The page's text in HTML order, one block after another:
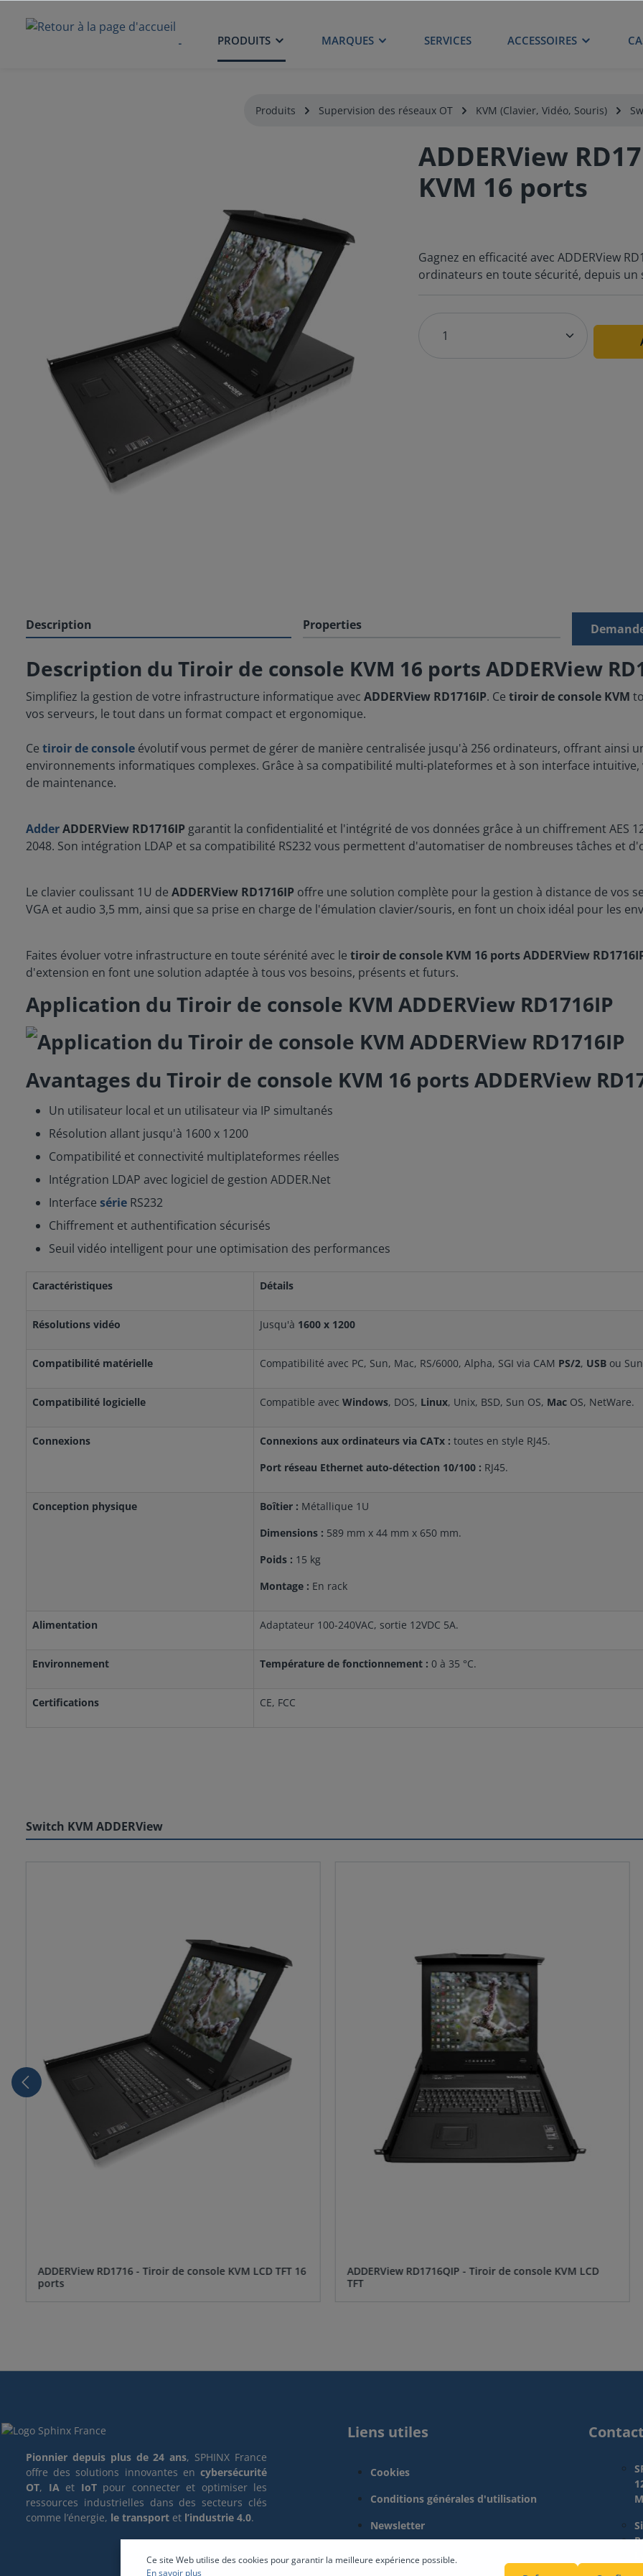
ACCUEIL PRODUITS MARQUES SERVICES ACCESSOIRES
Produits Supervision des réseaux OT KVM (Clavier, Vidéo, Souris)
ADDERView
KVM 16 ports
Gagnez en efficacité avec ADDERView
ordinateurs en toute sécurité, depuis un
Description Properties
Description du Tiroir de console KVM 16 ports ADDERView
Simplifiez la gestion de votre infrastructure informatique avec ADDERView RD1716IP. Ce tiroir de console KVM
vos serveurs, le tout dans un format compact et ergonomique.
Ce tiroir de console évolutif vous permet de gérer de manière centralisée jusqu'à 256 ordinateurs, offrant ainsi
environnements informatiques complexes. Grâce à sa compatibilité multi-plateformes et à son interface
de maintenance.
AdderADDERView RD1716IP garantit la confidentialité et l'intégrité de vos données grâce à un chiffrement AES
2048. Son intégration LDAP et sa compatibilité RS232 vous permettent d'automatiser de nombreuses tâches et
Le clavier coulissant 1U de ADDERView RD1716IP offre une solution complète pour la gestion à distance de vos
VGA et audio 3,5 mm, ainsi que sa prise en charge de l'émulation clavier/souris, en font un choix idéal pour les
Faites évoluer votre infrastructure en toute sérénité avec le tiroir de console KVM 16 ports ADDERView
d'extension en font une solution adaptée à tous vos besoins, présents et futurs.
Application du Tiroir de console KVM ADDERView RD1716IP
Avantages du Tiroir de console KVM 16 ports ADDERView
Un utilisateur local et un utilisateur via IP simultanés
Résolution allant jusqu'à 1600 x 1200
Compatibilité et connectivité multiplateformes réelles
Intégration LDAP avec logiciel de gestion ADDER.Net
Interface série RS232
Chiffrement et authentification sécurisés
Seuil vidéo intelligent pour une optimisation des performances
Caractéristiques Détails
Résolutions vidéo Jusqu'à 1600 x 1200
Compatibilité matérielle Compatibilité avec PC, Sun, Mac, RS/6000, Alpha, SGI via CAM PS/2, USB ou
Compatibilité logicielle Compatible avec Windows, DOS, Linux, Unix, BSD, Sun OS, Mac OS, NetWare.
Connexions Connexions aux ordinateurs via CATx : toutes en style RJ45.
Port réseau Ethernet auto-détection 10/100 : RJ45.
Conception physique Boîtier : Métallique 1U
Dimensions : 589 mm x 44 mm x 650 mm.
Poids : 15 kg
Montage : En rack
Alimentation Adaptateur 100-240VAC, sortie 12VDC 5A.
Environnement Température de fonctionnement : 0 à 35 °C.
Certifications CE, FCC
Switch KVM ADDERView
ADDERView RD1716 - Tiroir de console KVM LCD TFT 16
ports
ADDERView RD1716QIP - Tiroir de console KVM LCD
TFT
Pionnier depuis plus de 24 ans, SPHINX France
offre des solutions innovantes en cybersécurité
OT, IAet IoT pour connecter et optimiser les
ressources industrielles dans des secteurs clés
comme l’énergie, le transport et l’industrie 4.0.
Liens utiles
Cookies
Conditions générales d'utilisation
Newsletter
Ce site Web utilise des cookies pour garantir la meilleure expérience possible.
En savoir plus